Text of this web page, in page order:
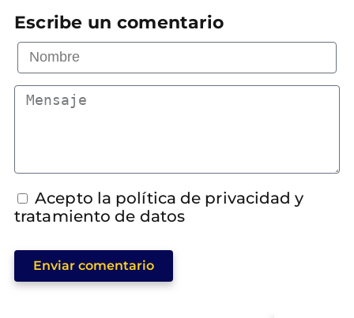
Escribe un comentario
Acepto la política de privacidad y
tratamiento de datos
Enviar comentario